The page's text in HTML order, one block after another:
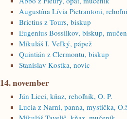
Augustína Lívia Pietrantoni,
Brictius z Tours, biskup
Eugenius Bossilkov, biskup,
Mikuláš I. Veľký, pápež
Quintián z Clermontu, biskup
Stanislav Kostka, novic
14. november
Ján Licci, kňaz, rehoľník, O. P.
Lucia z Narni, panna, mystička,